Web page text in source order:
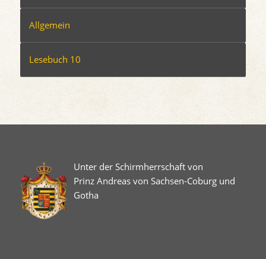
Allgemein
Lesebuch 10
Unter der Schirmherrschaft von
Prinz Andreas von Sachsen-Coburg und
Gotha